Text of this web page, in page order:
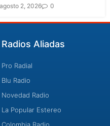
agosto 2, 2026 0
Radios Aliadas
Pro Radial
Blu Radio
Novedad Radio
La Popular Estereo